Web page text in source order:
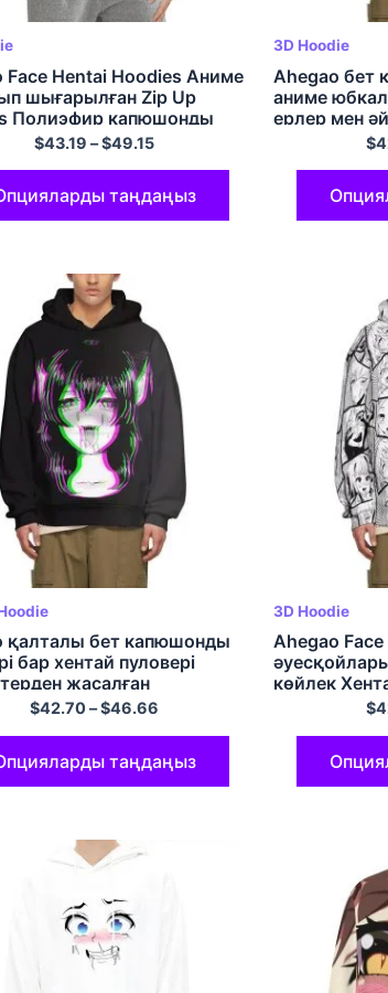
Face Hentai Hoodies Аниме
шығарылған Zip Up
Полиэфир капюшонды
$43.19 –$49.15
таңдаңыз
3D Hoodie
Ahegao бет
аниме
ерлер мен
полиэстер$
қалталы бет капюшонды
бар хентай пуловері
жасалған
$42.70–$46.66
таңдаңыз
3D Hoodie
Ahegao
көйлек
капюди
$